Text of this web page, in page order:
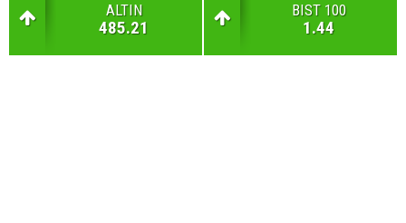
ALTIN
485.21
BIST 100
1.44